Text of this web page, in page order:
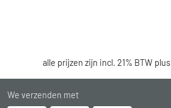
alle prijzen zijn incl. 21% BTW plus
We verzenden met